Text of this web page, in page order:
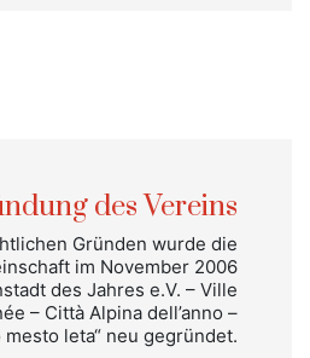
des Vereins
Gründen wurde die
im November 2006
des Jahres e.V. – Ville
– Città Alpina dell’anno –
mesto leta“ neu gegründet.